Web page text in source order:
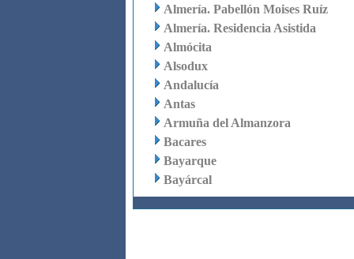
Almería. Pabellón Moises Ruíz
Almería. Residencia Asistida
Almócita
Alsodux
Andalucía
Antas
Armuña del Almanzora
Bacares
Bayarque
Bayárcal